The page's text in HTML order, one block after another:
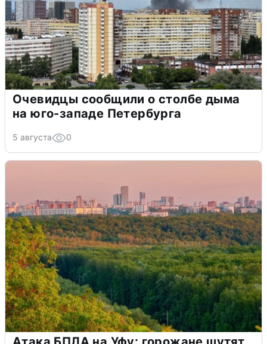
Очевидцы сообщили о столбе дыма
на юго-западе Петербурга
5 августа 0